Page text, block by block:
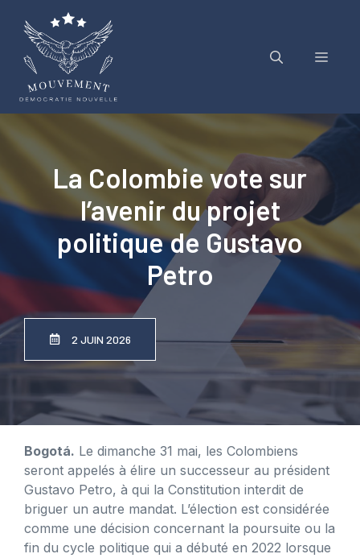
contenu
Menu
La Colombie vote sur
l’avenir du projet
politique de Gustavo
Petro
2 JUIN 2026
Bogotá. Le dimanche 31 mai, les Colombiens
seront appelés à élire un successeur au président
Gustavo Petro, à qui la Constitution interdit de
briguer un autre mandat. L’élection est considérée
comme une décision concernant la poursuite ou la
fin du cycle politique qui a débuté en 2022 lorsque